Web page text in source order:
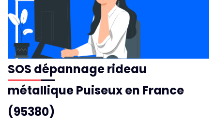
SOS dépannage rideau
métallique Puiseux en France
(95380)